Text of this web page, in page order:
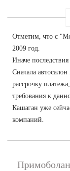
Отметим, что с
2009 год.
Иначе
Сначала
рассрочку
требования к
Кашаган уже
компаний.